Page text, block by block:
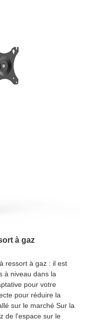
à gaz
ressort à gaz : il est
à niveau dans la
pour votre
pour réduire la
sur le marché Sur la
de l'espace sur le